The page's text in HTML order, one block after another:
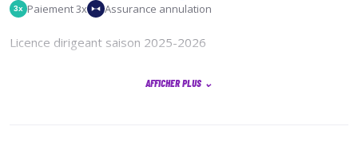
3x Paiement 3x Assurance annulation
Licence dirigeant saison 2025-2026
AFFICHER PLUS ⌄